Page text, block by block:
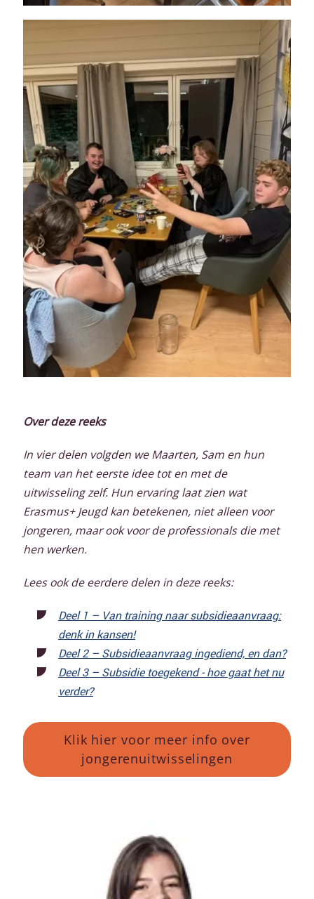
Over deze reeks
In vier delen volgden we Maarten, Sam en hun
team van het eerste idee tot en met de
uitwisseling zelf. Hun ervaring laat zien wat
Erasmus+ Jeugd kan betekenen, niet alleen voor
jongeren, maar ook voor de professionals die met
hen werken.
Lees ook de eerdere delen in deze reeks:
Deel 1 – Van training naar subsidieaanvraag:
denk in kansen!
Deel 2 – Subsidieaanvraag ingediend, en dan?
Deel 3 – Subsidie toegekend - hoe gaat het nu
verder?
Klik hier voor meer info over
jongerenuitwisselingen